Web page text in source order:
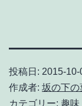
投稿日: 2015-10-
作成者: 坂の下の
カテゴリー: 趣味